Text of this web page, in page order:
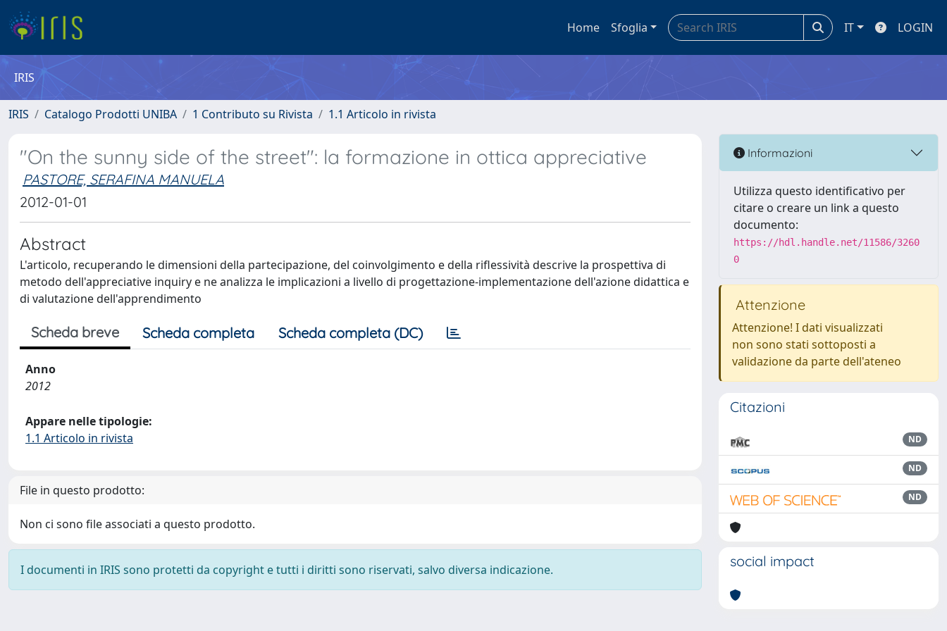
Home Sfoglia IT LOGIN
IRIS
IRIS Catalogo Prodotti UNIBA 1 Contributo su Rivista 1.1 Articolo in rivista
"On the sunny side of the street": la formazione in ottica appreciative
PASTORE, SERAFINA MANUELA
2012-01-01
Abstract
L'articolo, recuperando le dimensioni della partecipazione, del coinvolgimento e della riflessività descrive la prospettiva di
metodo dell'appreciative inquiry e ne analizza le implicazioni a livello di progettazione-implementazione dell'azione didattica e
di valutazione dell'apprendimento
Scheda breve Scheda completa Scheda completa (DC)
Anno
2012
Appare nelle tipologie:
1.1 Articolo in rivista
File in questo prodotto:
Non ci sono file associati a questo prodotto.
I documenti in IRIS sono protetti da copyright e tutti i diritti sono riservati, salvo diversa indicazione.
Informazioni
Utilizza questo identificativo per
citare o creare un link a questo
documento:
https://hdl.handle.net/11586/3260
0
Attenzione
Attenzione! I dati visualizzati
non sono stati sottoposti a
validazione da parte dell'ateneo
Citazioni
ND
ND
ND
social impact